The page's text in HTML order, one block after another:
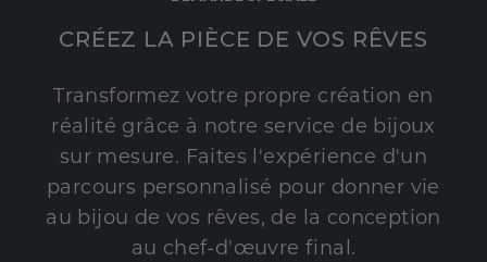
CRÉEZ LA PIÈCE DE VOS RÊVES
Transformez votre propre création en
réalité grâce à notre service de bijoux
sur mesure. Faites l'expérience d'un
parcours personnalisé pour donner vie
au bijou de vos rêves, de la conception
au chef-d'œuvre final.